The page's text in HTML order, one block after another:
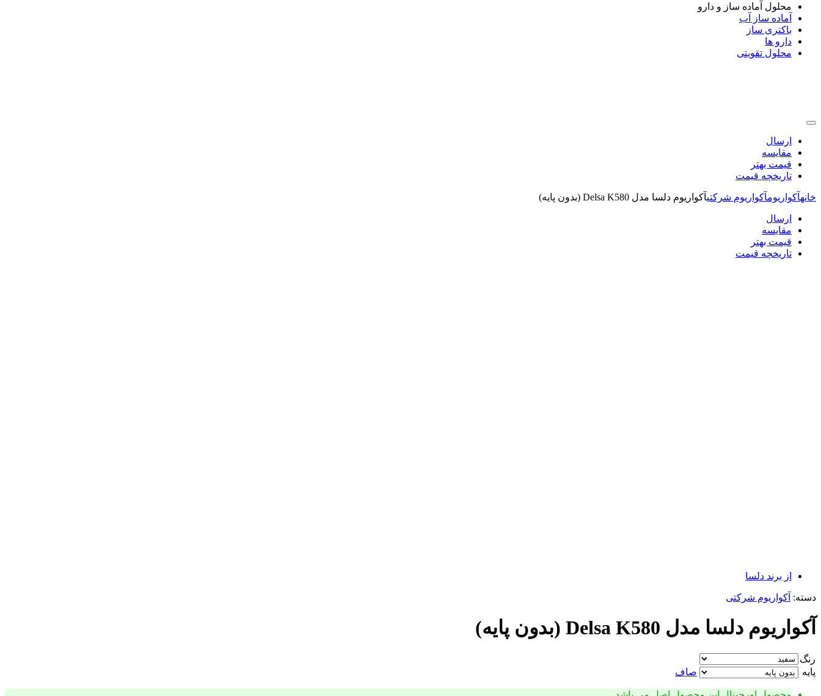
محلول آماده ساز و دارو
آماده ساز آب
باکتری ساز
دارو ها
محلول تقویتی
ارسال
مقایسه
قیمت بهتر
تاریخچه قیمت
خانهآکواریومآکواریوم شرکتیآکواریوم دلسا مدل Delsa K580 (بدون پایه)
ارسال
مقایسه
قیمت بهتر
تاریخچه قیمت
از برند دلسا
دسته: آکواریوم شرکتی
آکواریوم دلسا مدل Delsa K580 (بدون پایه)
رنگ
پایه
صاف